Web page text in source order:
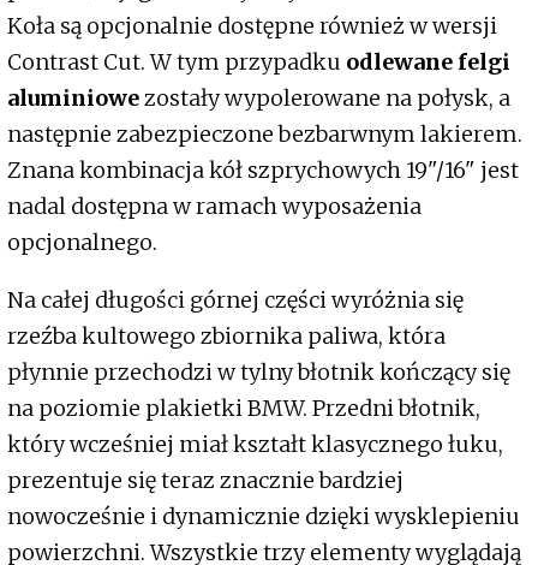
Koła są opcjonalnie dostępne również w wersji
Contrast Cut. W tym przypadku odlewane felgi
aluminiowezostały wypolerowane na połysk, a
następnie zabezpieczone bezbarwnym lakierem.
Znana kombinacja kół szprychowych 19"/16" jest
nadal dostępna w ramach wyposażenia
opcjonalnego.
Na całej długości górnej części wyróżnia się
rzeźba kultowego zbiornika paliwa, która
płynnie przechodzi w tylny błotnik kończący się
na poziomie plakietki BMW. Przedni błotnik,
który wcześniej miał kształt klasycznego łuku,
prezentuje się teraz znacznie bardziej
nowocześnie i dynamicznie dzięki wysklepieniu
powierzchni. Wszystkie trzy elementy wyglądają